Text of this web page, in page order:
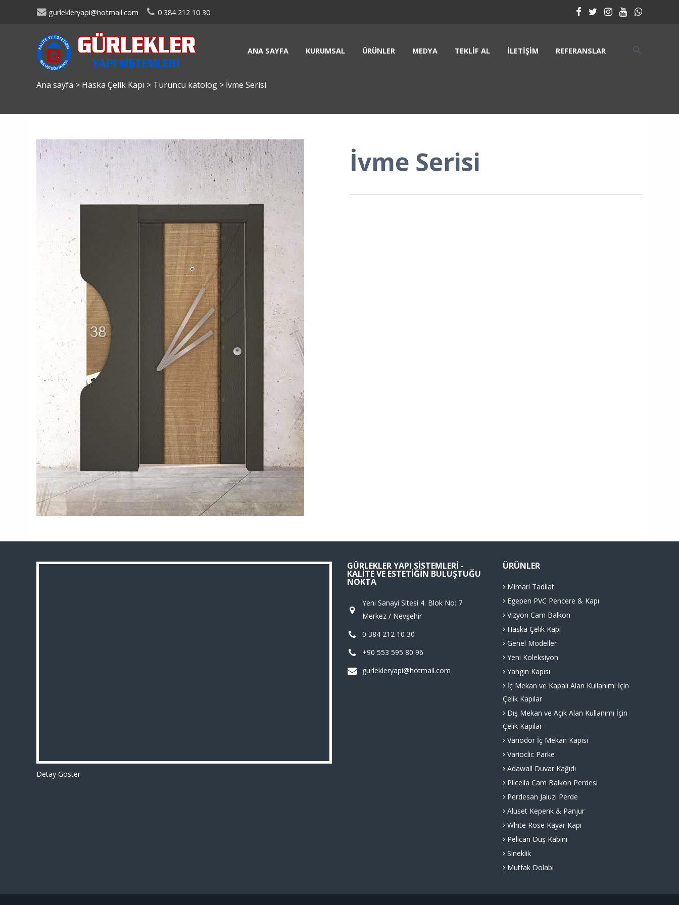
gurlekleryapi@hotmail.com 0 384 212 10 30
ANA SAYFA KURUMSAL ÜRÜNLER MEDYA TEKLIF AL İLETIŞIM REFERANSLAR
Ana sayfa > Haska Çelik Kapı > Turuncu katolog > İvme Serisi
İvme Serisi
Detay Göster
GÜRLEKLER YAPI SISTEMLERI -
KALITE VE ESTETIĞIN BULUŞTUĞU
NOKTA
Yeni Sanayi Sitesi 4. Blok No: 7
Merkez / Nevşehir
0 384 212 10 30
+90 553 595 80 96
gurlekleryapi@hotmail.com
ÜRÜNLER
Mimari Tadilat
Egepen PVC Pencere & Kapı
Vizyon Cam Balkon
Haska Çelik Kapı
Genel Modeller
Yeni Koleksiyon
Yangın Kapısı
İç Mekan ve Kapalı Alan Kullanımı İçin
Çelik Kapılar
Dış Mekan ve Açık Alan Kullanımı İçin
Çelik Kapılar
Variodor İç Mekan Kapısı
Varioclic Parke
Adawall Duvar Kağıdı
Plicella Cam Balkon Perdesi
Perdesan Jaluzi Perde
Aluset Kepenk & Panjur
White Rose Kayar Kapı
Pelican Duş Kabini
Sineklik
Mutfak Dolabı